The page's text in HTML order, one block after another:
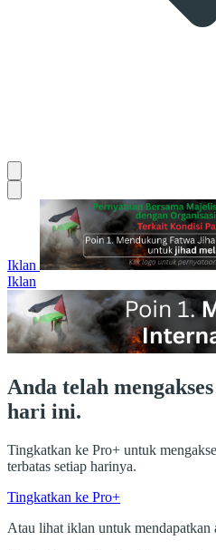
Iklan
Iklan
Anda telah
hari ini.
Tingkatkan ke Pro+ untuk
terbatas setiap harinya.
Tingkatkan ke Pro+
Atau lihat iklan untuk mendapatkan